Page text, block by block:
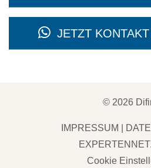
JETZT
© 2026
IMPRESSUM
Cookie